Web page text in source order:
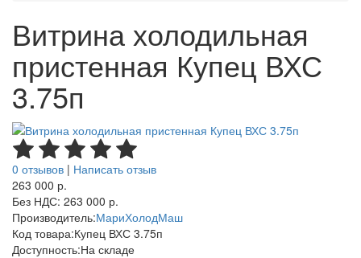
Витрина холодильная
пристенная Купец ВХС
3.75п
0 отзывов | Написать отзыв
263 000 р.
Без НДС: 263 000 р.
Производитель:МариХолодМаш
Код товара:Купец ВХС 3.75п
Доступность:На складе